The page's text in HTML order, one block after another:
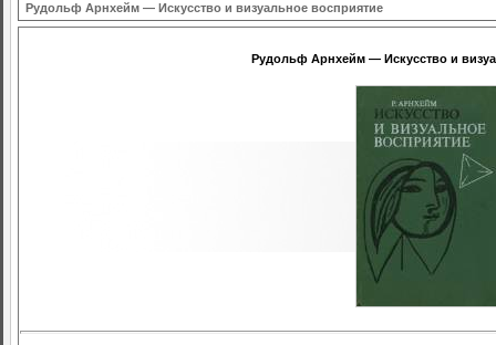
Рудольф Арнхейм — Искусство и визуальное восприятие
Рудольф Арнхейм — Искусство и